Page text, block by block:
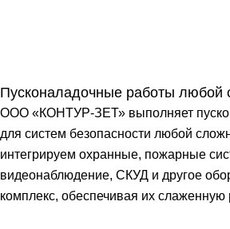
Пусконаладочные работы любой
ООО «КОНТУР-ЗЕТ» выполняет
для систем безопасности любой
интегрируем охранные, пожарные
видеонаблюдение, СКУД и другое
комплекс, обеспечивая их слаженную